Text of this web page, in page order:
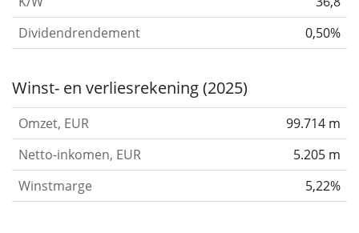
Dividendrendement
0,50%
Winst- en verliesrekening (2025)
Omzet, EUR
99.714 m
Netto-inkomen, EUR
5.205 m
Winstmarge
5,22%